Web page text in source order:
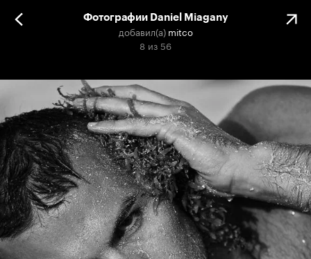
Фотографии Daniel Miagany
добавил(а) mitco
8 из 56